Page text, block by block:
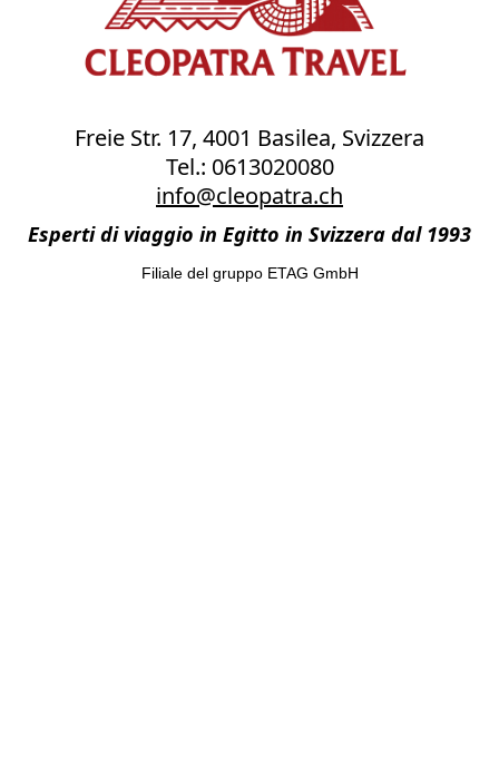
Freie Str. 17, 4001 Basilea, Svizzera
Tel.: 0613020080
info@cleopatra.ch
Esperti di viaggio in Egitto in Svizzera dal 1993
Filiale del gruppo ETAG GmbH